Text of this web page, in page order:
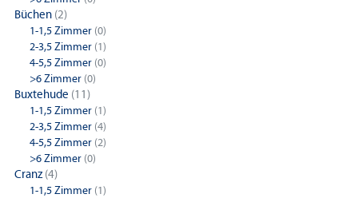
Büchen (2)
1-1,5 Zimmer (0)
2-3,5 Zimmer (1)
4-5,5 Zimmer (0)
>6 Zimmer (0)
Buxtehude (11)
1-1,5 Zimmer (1)
2-3,5 Zimmer (4)
4-5,5 Zimmer (2)
>6 Zimmer (0)
Cranz(4)
1-1,5 Zimmer (1)